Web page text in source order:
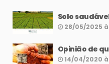
Solo
28/05/2025
Opinião de
14/04/2020